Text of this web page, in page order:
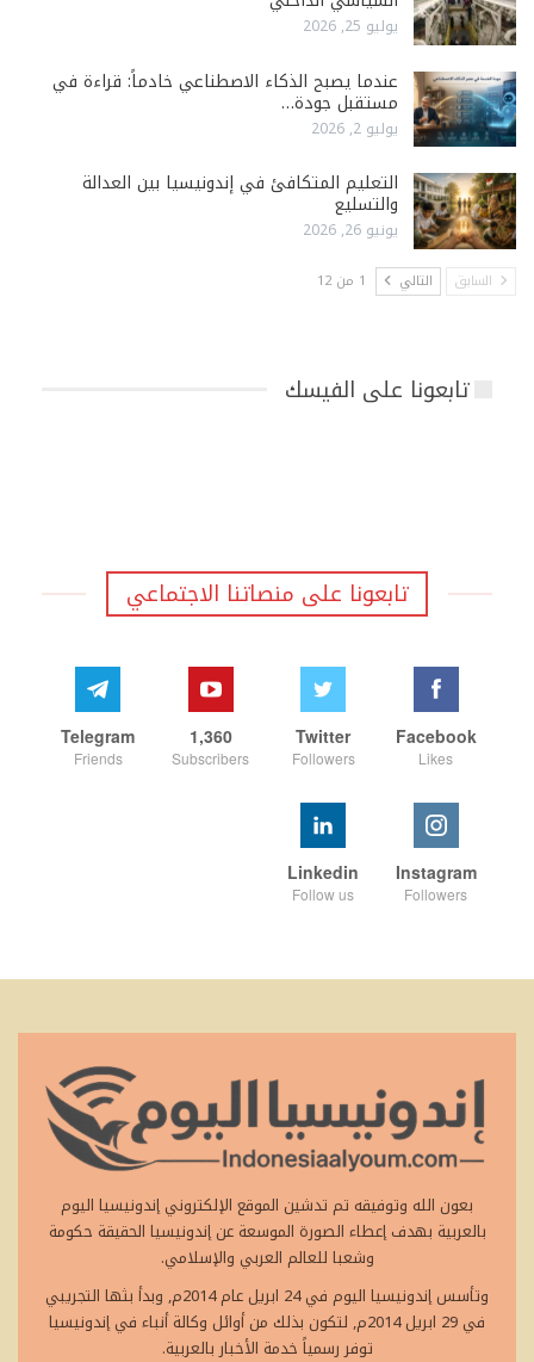
يوليو 25, 2026
عندما يصبح الذكاء الاصطناعي خادماً: قراءة في
مستقبل جودة…
يوليو 2, 2026
التعليم المتكافئ في إندونيسيا بين العدالة
والتسليع
يونيو 26, 2026
السابق التالي 1 من 12
تابعونا على الفيسك
تابعونا على منصاتنا الاجتماعي
Facebook
Likes
Twitter
Followers
1,360
Subscribers
Telegram
Friends
Instagram
Followers
Linkedin
Follow us
بعون الله وتوفيقه تم تدشين الموقع الإلكتروني إندونيسيا اليوم
بالعربية بهدف إعطاء الصورة الموسعة عن إندونيسيا الحقيقة حكومة
وشعبا للعالم العربي والإسلامي.
وتأسس إندونيسيا اليوم في 24 ابريل عام 2014م, وبدأ بثها التجريبي
في 29 ابريل 2014م, لتكون بذلك من أوائل وكالة أنباء في إندونيسيا
توفر رسمياً خدمة الأخبار بالعربية.